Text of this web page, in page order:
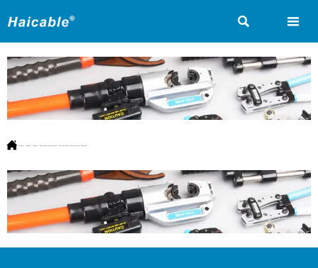
 
 Вы здесь: Главная Продукт Электрический станок для резки арматуры